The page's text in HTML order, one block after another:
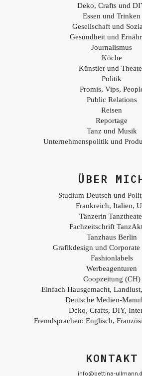
Deko, Crafts und
Essen und Trinken
Gesellschaft und
Gesundheit und
Journalismus
Köche
Künstler und
Politik
Promis, Vips,
Public Relations
Reisen
Reportage
Tanz und Musik
Unternehmenspolitik und
ÜBER
Studium Deutsch und
Frankreich, Italien,
Tänzerin
Fachzeitschrift
Tanzhaus Berlin
Grafikdesign und Corporate
Fashionlabels
Werbeagenturen
Coopzeitung (CH)
Einfach Hausgemacht,
Deutsche Medien-
Deko, Crafts, DIY,
Fremdsprachen: Englisch,
KONTAKT
info@bettina-